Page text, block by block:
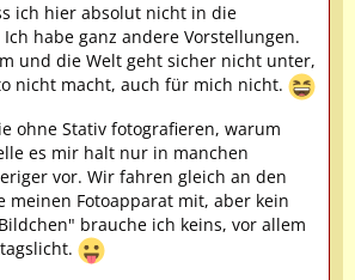
ich hier absolut nicht in die
Ich habe ganz andere Vorstellungen.
und die Welt geht sicher nicht unter,
nicht macht, auch für mich nicht.
ohne Stativ fotografieren, warum
es mir halt nur in manchen
vor. Wir fahren gleich an den
meinen Fotoapparat mit, aber kein
brauche ich keins, vor allem